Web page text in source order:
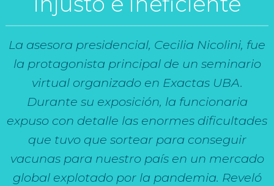
La asesora presidencial, Cecilia Nicolini, fue
la protagonista principal de un seminario
virtual organizado en Exactas UBA.
Durante su exposición, la funcionaria
expuso con detalle las enormes dificultades
que tuvo que sortear para conseguir
vacunas para nuestro país en un mercado
global explotado por la pandemia. Reveló